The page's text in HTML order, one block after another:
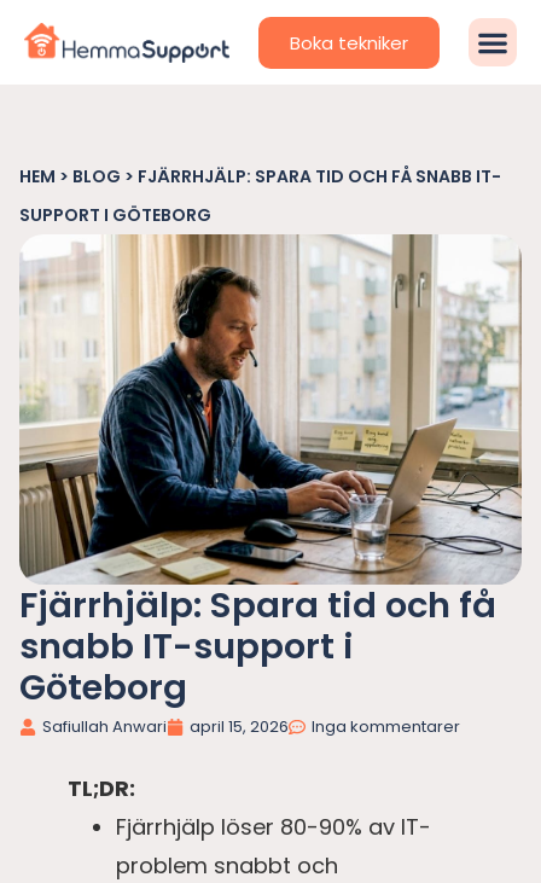
Boka tekniker
HEM > BLOG > FJÄRRHJÄLP: SPARA TID OCH FÅ SNABB IT-
SUPPORT I GÖTEBORG
Fjärrhjälp: Spara tid och få
snabb IT-support i
Göteborg
Safiullah Anwari april 15, 2026 Inga kommentarer
TL;DR:
Fjärrhjälp löser 80-90% av IT-
problem snabbt och